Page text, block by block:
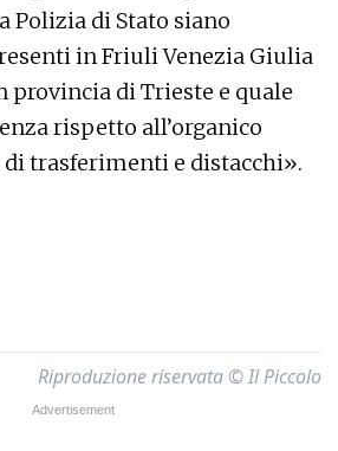
Polizia di Stato siano
in Friuli Venezia Giulia
provincia di Trieste e quale
rispetto all’organico
trasferimenti e distacchi».
Riproduzione riservata © Il Piccolo